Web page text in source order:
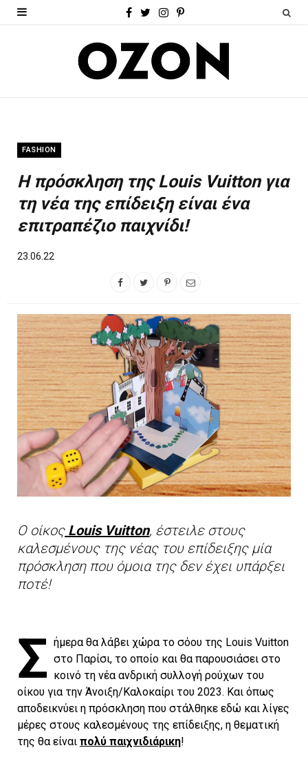
F
k
T
i
I
a
m
P
s
t
FASHION
H πρόσκληση της Louis Vuitton για
τη νέα της επίδειξη είναι ένα
επιτραπέζιο παιχνίδι!
23.06.22
O oίκος Louis Vuitton, έστειλε στους
καλεσμένους της νέας του επίδειξης μία
πρόσκληση που όμοια της δεν έχει υπάρξει
ποτέ!
Σ ήμερα θα λάβει χώρα το σόου της Louis Vuitton
στο Παρίσι, το οποίο και θα παρουσιάσει στο
κοινό τη νέα ανδρική συλλογή ρούχων του
οίκου για την Άνοιξη/Καλοκαίρι του 2023. Και όπως
αποδεικνύει η πρόσκληση που στάλθηκε εδώ και λίγες
μέρες στους καλεσμένους της επίδειξης, η θεματική
της θα είναι πολύ παιχνιδιάρικη!